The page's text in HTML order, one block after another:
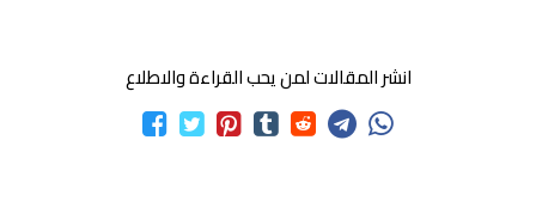
انشر المقالات لمن يحب القراءة والاطلاع